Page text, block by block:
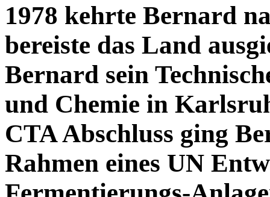
1978 kehrte Bernard
bereiste das Land
Bernard sein
und Chemie in
CTA Abschluss ging
Rahmen eines UN